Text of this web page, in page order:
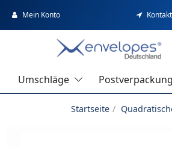
Mein Konto
Umschläge Postverpackung
Startseite